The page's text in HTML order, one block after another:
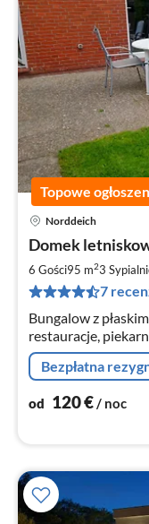
Topowe
Norddeich
Domek
6 Gości95 m23
7
Bungalow z
restauracje,
parkingowe
ogrodzony z tyłu,
Bezpłatna
od 120€/ noc